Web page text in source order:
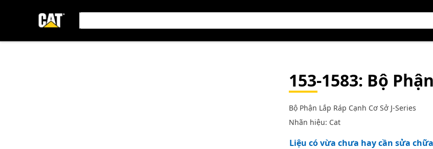
153-1583: Bộ
Bộ Phận Lắp Ráp Cạnh Cơ Sở J-Series
Nhãn hiệu: Cat
Liệu có vừa chưa hay cần sửa